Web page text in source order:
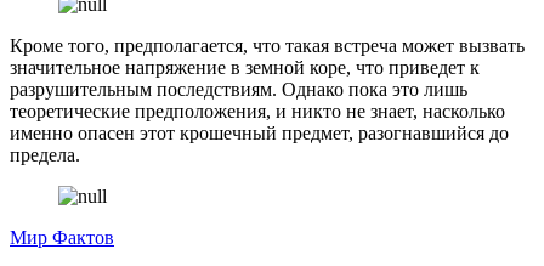
Кроме того, предполагается, что такая встреча может вызвать
значительное напряжение в земной коре, что приведет к
разрушительным последствиям. Однако пока это лишь
теоретические предположения, и никто не знает, насколько
именно опасен этот крошечный предмет, разогнавшийся до
предела.
Мир Фактов